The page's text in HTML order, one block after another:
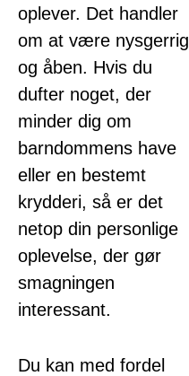
oplever. Det handler
om at være nysgerrig
og åben. Hvis du
dufter noget, der
minder dig om
barndommens have
eller en bestemt
krydderi, så er det
netop din personlige
oplevelse, der gør
smagningen
interessant.
Du kan med fordel